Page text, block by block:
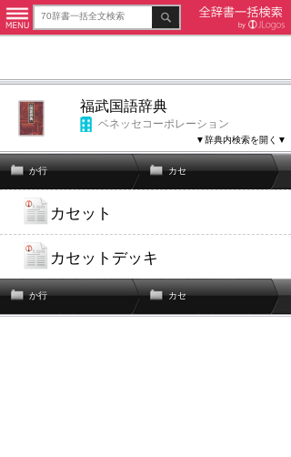
福武国語辞典
ベネッセコーポレーション
▼辞典内検索を開く▼
か行 カセ
カセット
カセットデッキ
か行 カセ